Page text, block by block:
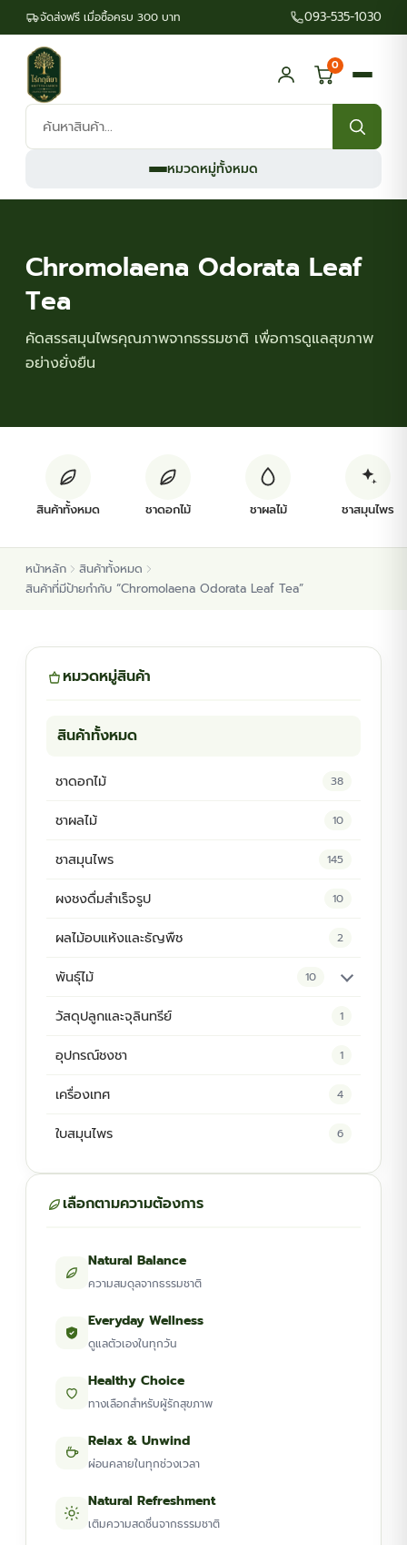
จัดส่งฟรี เมื่อซื้อครบ 300 บาท 093-535-1030
ค้นหา
สินค้า:
0
หมวดหมู่ทั้งหมด
ต้นพันธุ์สมุนไพร
ต้นพันธุ์ไม้ป่า
ไม้ดอกไม้ประดับ
Chromolaena Odorata Leaf
Tea
คัดสรรสมุนไพรคุณภาพจากธรรมชาติ เพื่อการดูแลสุขภาพ
อย่างยั่งยืน
สินค้าทั้งหมด ชาดอกไม้ ชาผลไม้ ชาสมุนไพร
หน้าหลัก
สินค้าทั้งหมด
สินค้าที่มีป้ายกำกับ “Chromolaena Odorata Leaf Tea”
หมวดหมู่สินค้า
สินค้าทั้งหมด
ชาดอกไม้ 38
ชาผลไม้ 10
ชาสมุนไพร 145
ผงชงดื่มสำเร็จรูป 10
ผลไม้อบแห้งและธัญพืช 2
พันธุ์ไม้ 10
ต้นพันธุ์สมุนไพร 5
วัสดุปลูกและจุลินทรีย์ 1
อุปกรณ์ชงชา 1
เครื่องเทศ 4
ใบสมุนไพร 6
เลือกตามความต้องการ
Natural Balance
ความสมดุลจากธรรมชาติ
Everyday Wellness
ดูแลตัวเองในทุกวัน
Healthy Choice
ทางเลือกสำหรับผู้รักสุขภาพ
Relax & Unwind
ผ่อนคลายในทุกช่วงเวลา
Natural Refreshment
เติมความสดชื่นจากธรรมชาติ